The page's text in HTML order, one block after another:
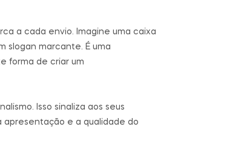
a cada envio. Imagine uma caixa
slogan marcante. É uma
forma de criar um
Isso sinaliza aos seus
e a qualidade do